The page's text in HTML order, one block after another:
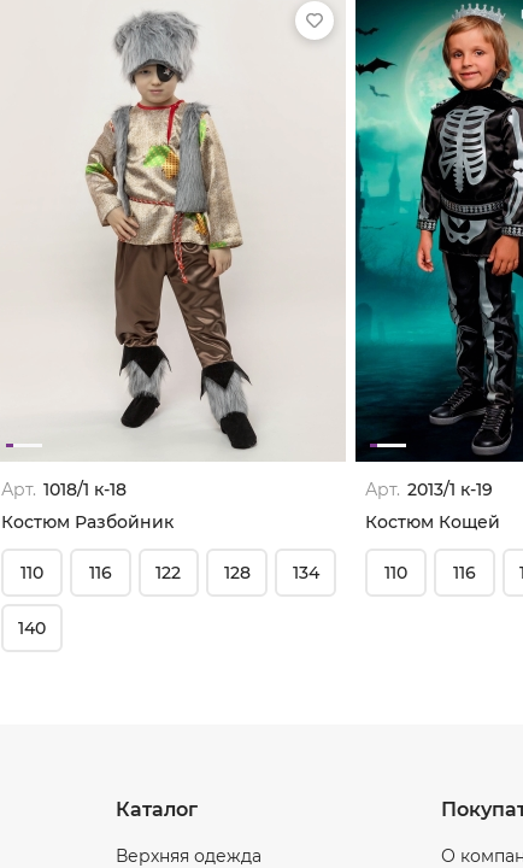
Арт. 1018/1 к-18
Костюм Разбойник
110 116 122 128 134
140
Арт. 2013/1 к-19
Костюм Кощей
110 116
Каталог
Верхняя одежда О